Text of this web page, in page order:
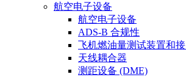
航空电子设备
航空电子设备
ADS-B 合规性
飞机燃油量测试装置和接
天线耦合器
测距设备 (DME)